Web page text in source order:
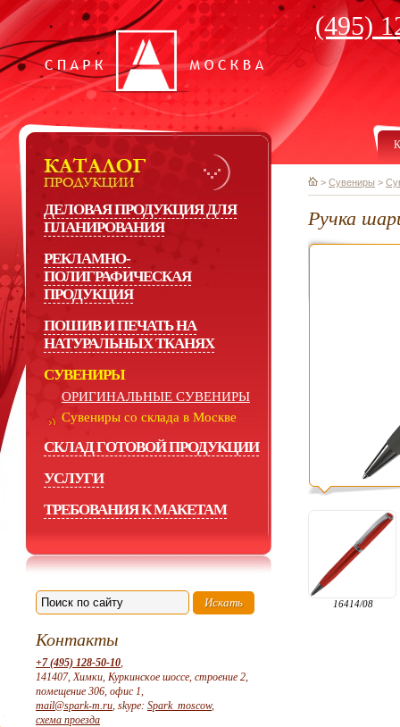
(495)
ДЕЛОВАЯ ПРОДУКЦИЯ ДЛЯ
ПЛАНИРОВАНИЯ
РЕКЛАМНО-
ПОЛИГРАФИЧЕСКАЯ
ПРОДУКЦИЯ
ПОШИВ И ПЕЧАТЬ НА
НАТУРАЛЬНЫХ ТКАНЯХ
СУВЕНИРЫ
ОРИГИНАЛЬНЫЕ СУВЕНИРЫ
Сувениры со склада в Москве
СКЛАД ГОТОВОЙ ПРОДУКЦИИ
УСЛУГИ
ТРЕБОВАНИЯ К МАКЕТАМ
Контакты
+7 (495) 128-50-10,
141407, Химки, Куркинское шоссе, строение 2,
помещение 306, офис 1,
mail@spark-m.ru, skype: Spark_moscow,
схема проезда
> Сувениры >
Ручка
16414/08